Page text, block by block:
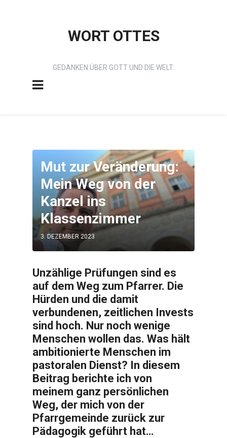
WORT OTTES
GEDANKEN ÜBER GOTT UND DIE WELT:
Mut zur Veränderung:
Mein Weg von der
Kanzel ins
Klassenzimmer
3. DEZEMBER 2023
Unzählige Prüfungen sind es
auf dem Weg zum Pfarrer. Die
Hürden und die damit
verbundenen, zeitlichen Invests
sind hoch. Nur noch wenige
Menschen wollen das. Was hält
ambitionierte Menschen im
pastoralen Dienst? In diesem
Beitrag berichte ich von
meinem ganz persönlichen
Weg, der mich von der
Pfarrgemeinde zurück zur
Pädagogik geführt hat…